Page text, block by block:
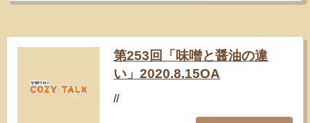
第253回「味噌と醤油の違
い」2020.8.15OA
//